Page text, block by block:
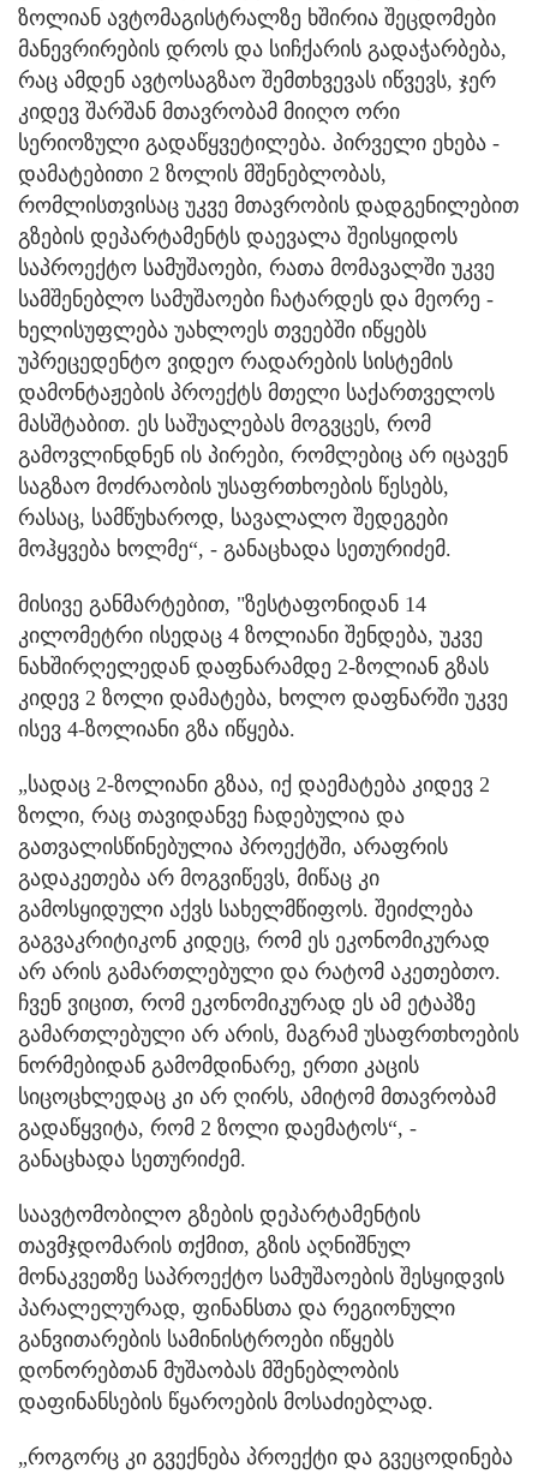
ზოლიან ავტომაგისტრალზე ხშირია შეცდომები
მანევრირების დროს და სიჩქარის გადაჭარბება,
რაც ამდენ ავტოსაგზაო შემთხვევას იწვევს, ჯერ
კიდევ შარშან მთავრობამ მიიღო ორი
სერიოზული გადაწყვეტილება. პირველი ეხება -
დამატებითი 2 ზოლის მშენებლობას,
რომლისთვისაც უკვე მთავრობის დადგენილებით
გზების დეპარტამენტს დაევალა შეისყიდოს
საპროექტო სამუშაოები, რათა მომავალში უკვე
სამშენებლო სამუშაოები ჩატარდეს და მეორე -
ხელისუფლება უახლოეს თვეებში იწყებს
უპრეცედენტო ვიდეო რადარების სისტემის
დამონტაჟების პროექტს მთელი საქართველოს
მასშტაბით. ეს საშუალებას მოგვცეს, რომ
გამოვლინდნენ ის პირები, რომლებიც არ იცავენ
საგზაო მოძრაობის უსაფრთხოების წესებს,
რასაც, სამწუხაროდ, სავალალო შედეგები
მოჰყვება ხოლმე“, - განაცხადა სეთურიძემ.
მისივე განმარტებით, "ზესტაფონიდან 14
კილომეტრი ისედაც 4 ზოლიანი შენდება, უკვე
ნახშირღელედან დაფნარამდე 2-ზოლიან გზას
კიდევ 2 ზოლი დამატება, ხოლო დაფნარში უკვე
ისევ 4-ზოლიანი გზა იწყება.
„სადაც 2-ზოლიანი გზაა, იქ დაემატება კიდევ 2
ზოლი, რაც თავიდანვე ჩადებულია და
გათვალისწინებულია პროექტში, არაფრის
გადაკეთება არ მოგვიწევს, მიწაც კი
გამოსყიდული აქვს სახელმწიფოს. შეიძლება
გაგვაკრიტიკონ კიდეც, რომ ეს ეკონომიკურად
არ არის გამართლებული და რატომ აკეთებთო.
ჩვენ ვიცით, რომ ეკონომიკურად ეს ამ ეტაპზე
გამართლებული არ არის, მაგრამ უსაფრთხოების
ნორმებიდან გამომდინარე, ერთი კაცის
სიცოცხლედაც კი არ ღირს, ამიტომ მთავრობამ
გადაწყვიტა, რომ 2 ზოლი დაემატოს“, -
განაცხადა სეთურიძემ.
საავტომობილო გზების დეპარტამენტის
თავმჯდომარის თქმით, გზის აღნიშნულ
მონაკვეთზე საპროექტო სამუშაოების შესყიდვის
პარალელურად, ფინანსთა და რეგიონული
განვითარების სამინისტროები იწყებს
დონორებთან მუშაობას მშენებლობის
დაფინანსების წყაროების მოსაძიებლად.
„როგორც კი გვექნება პროექტი და გვეცოდინება